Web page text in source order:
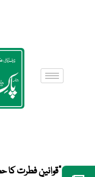
”قوانینِ فطرت کا